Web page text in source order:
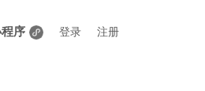
序 登录 注册